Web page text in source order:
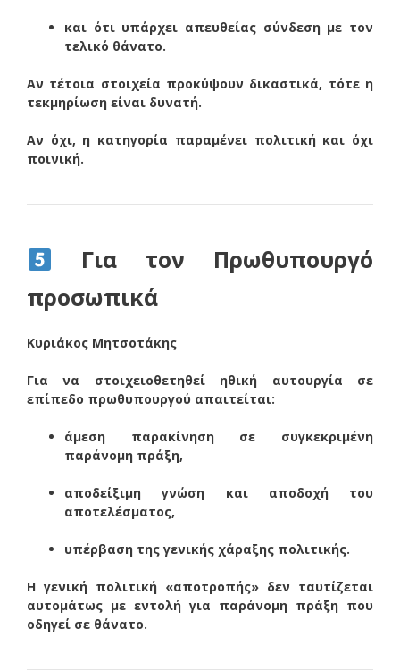
και ότι υπάρχει απευθείας σύνδεση με τον
τελικό θάνατο.
Αν τέτοια στοιχεία προκύψουν δικαστικά, τότε η
τεκμηρίωση είναι δυνατή.
Αν όχι, η κατηγορία παραμένει πολιτική και όχι
ποινική.
Για τον Πρωθυπουργό
προσωπικά
Κυριάκος Μητσοτάκης
Για να στοιχειοθετηθεί ηθική αυτουργία σε
επίπεδο πρωθυπουργού απαιτείται:
άμεση παρακίνηση σε συγκεκριμένη
παράνομη πράξη,
αποδείξιμη γνώση και αποδοχή του
αποτελέσματος,
υπέρβαση της γενικής χάραξης πολιτικής.
Η γενική πολιτική «αποτροπής» δεν ταυτίζεται
αυτομάτως με εντολή για παράνομη πράξη που
οδηγεί σε θάνατο.